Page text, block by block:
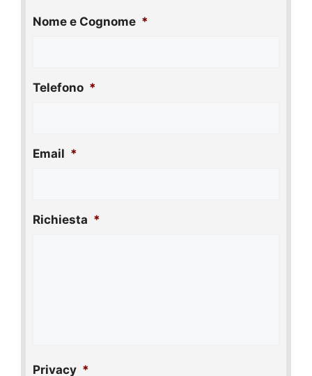
Nome e Cognome *
Telefono *
Email *
Richiesta *
Privacy *